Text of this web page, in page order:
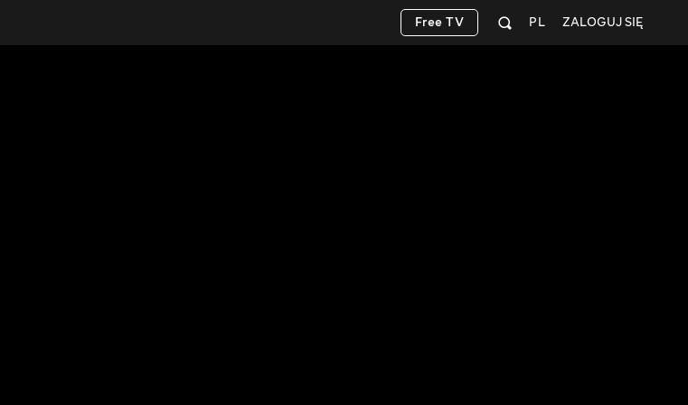
ZALOGUJ SIĘ
PL
Free TV